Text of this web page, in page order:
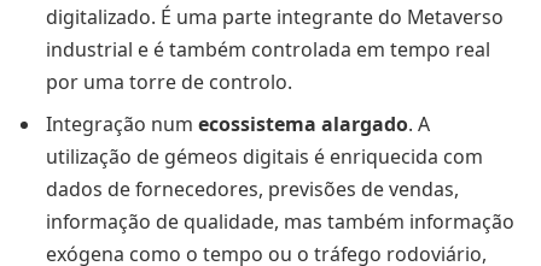
digitalizado. É uma parte integrante do Metaverso
industrial e é também controlada em tempo real
por uma torre de controlo.
Integração num ecossistema alargado. A
utilização de gémeos digitais é enriquecida com
dados de fornecedores, previsões de vendas,
informação de qualidade, mas também informação
exógena como o tempo ou o tráfego rodoviário,